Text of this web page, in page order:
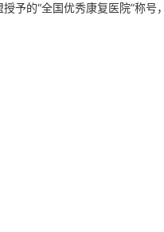
予的“全国优秀康复医院”称